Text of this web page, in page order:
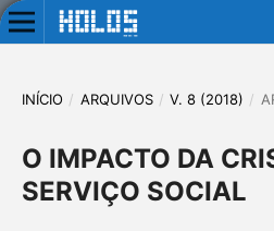
INÍCIO / ARQUIVOS / V. 8 (2018) /
O IMPACTO DA
SERVIÇO SOCIAL